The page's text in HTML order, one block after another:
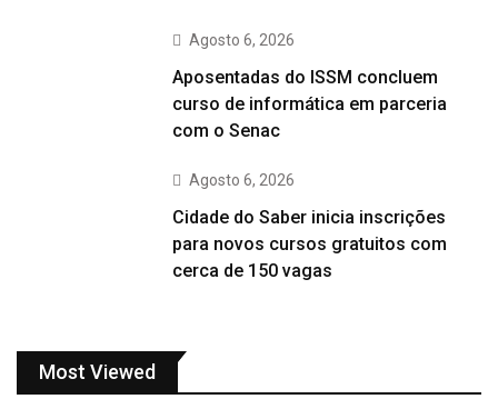
Agosto 6, 2026
Aposentadas do ISSM concluem
curso de informática em parceria
com o Senac
Agosto 6, 2026
Cidade do Saber inicia inscrições
para novos cursos gratuitos com
cerca de 150 vagas
Most Viewed